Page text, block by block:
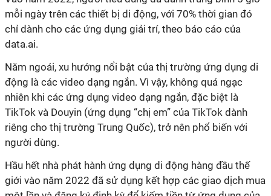
mỗi ngày trên các thiết bị di động, với 70% thời gian đó
chỉ dành cho các ứng dụng giải trí, theo báo cáo của
data.ai.
Năm ngoái, xu hướng nổi bật của thị trường ứng dụng di
động là các video dạng ngắn. Vì vậy, không quá ngạc
nhiên khi các ứng dụng video dạng ngắn, đặc biệt là
TikTok và Douyin (ứng dụng “chị em” của TikTok dành
riêng cho thị trường Trung Quốc), trở nên phổ biến với
người dùng.
Hầu hết nhà phát hành ứng dụng di động hàng đầu thế
giới vào năm 2022 đã sử dụng kết hợp các giao dịch mua